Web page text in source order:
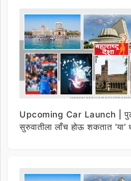
Upcoming Car Launch |
सुरुवातीला लाँच होऊ शकतात ‘या’